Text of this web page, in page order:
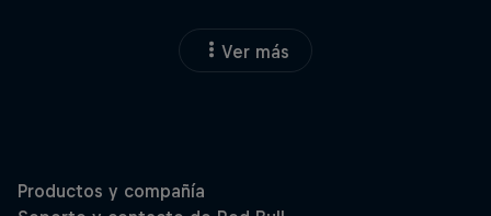
Ver más